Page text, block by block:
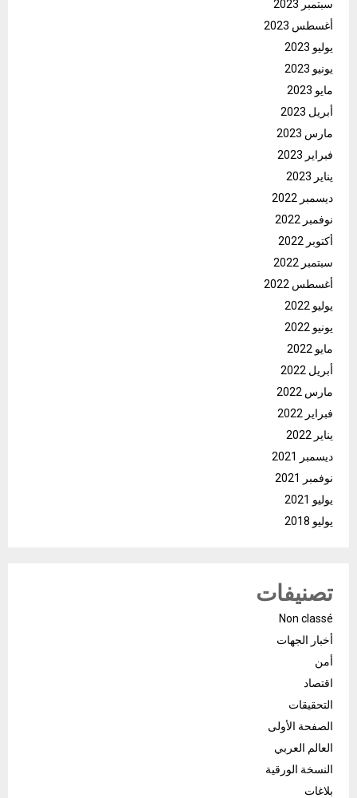
سبتمبر 2023
أغسطس 2023
يوليو 2023
يونيو 2023
مايو 2023
أبريل 2023
مارس 2023
فبراير 2023
يناير 2023
ديسمبر 2022
نوفمبر 2022
أكتوبر 2022
سبتمبر 2022
أغسطس 2022
يوليو 2022
يونيو 2022
مايو 2022
أبريل 2022
مارس 2022
فبراير 2022
يناير 2022
ديسمبر 2021
نوفمبر 2021
يوليو 2021
يوليو 2018
تصنيفات
Non classé
أخبار الجهات
أمن
اقتصاد
التحقيقات
الصفحة الأولى
العالم العربي
النسخة الورقية
بلاغات